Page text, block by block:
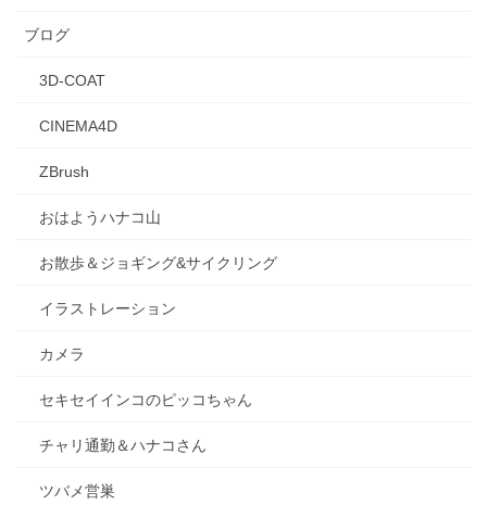
ブログ
3D-COAT
CINEMA4D
ZBrush
おはようハナコ山
お散歩＆ジョギング&サイクリング
イラストレーション
カメラ
セキセイインコのピッコちゃん
チャリ通勤＆ハナコさん
ツバメ営巣